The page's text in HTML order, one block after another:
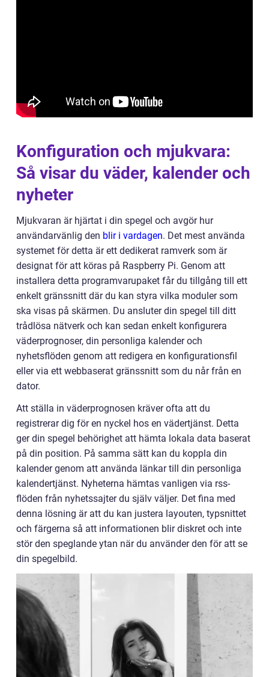
Konfiguration och mjukvara:
Så visar du väder, kalender och
nyheter
Mjukvaran är hjärtat i din spegel och avgör hur
användarvänlig den blir i vardagen. Det mest använda
systemet för detta är ett dedikerat ramverk som är
designat för att köras på Raspberry Pi. Genom att
installera detta programvarupaket får du tillgång till ett
enkelt gränssnitt där du kan styra vilka moduler som
ska visas på skärmen. Du ansluter din spegel till ditt
trådlösa nätverk och kan sedan enkelt konfigurera
väderprognoser, din personliga kalender och
nyhetsflöden genom att redigera en konfigurationsfil
eller via ett webbaserat gränssnitt som du når från en
dator.
Att ställa in väderprognosen kräver ofta att du
registrerar dig för en nyckel hos en vädertjänst. Detta
ger din spegel behörighet att hämta lokala data baserat
på din position. På samma sätt kan du koppla din
kalender genom att använda länkar till din personliga
kalendertjänst. Nyheterna hämtas vanligen via rss-
flöden från nyhetssajter du själv väljer. Det fina med
denna lösning är att du kan justera layouten, typsnittet
och färgerna så att informationen blir diskret och inte
stör den speglande ytan när du använder den för att se
din spegelbild.